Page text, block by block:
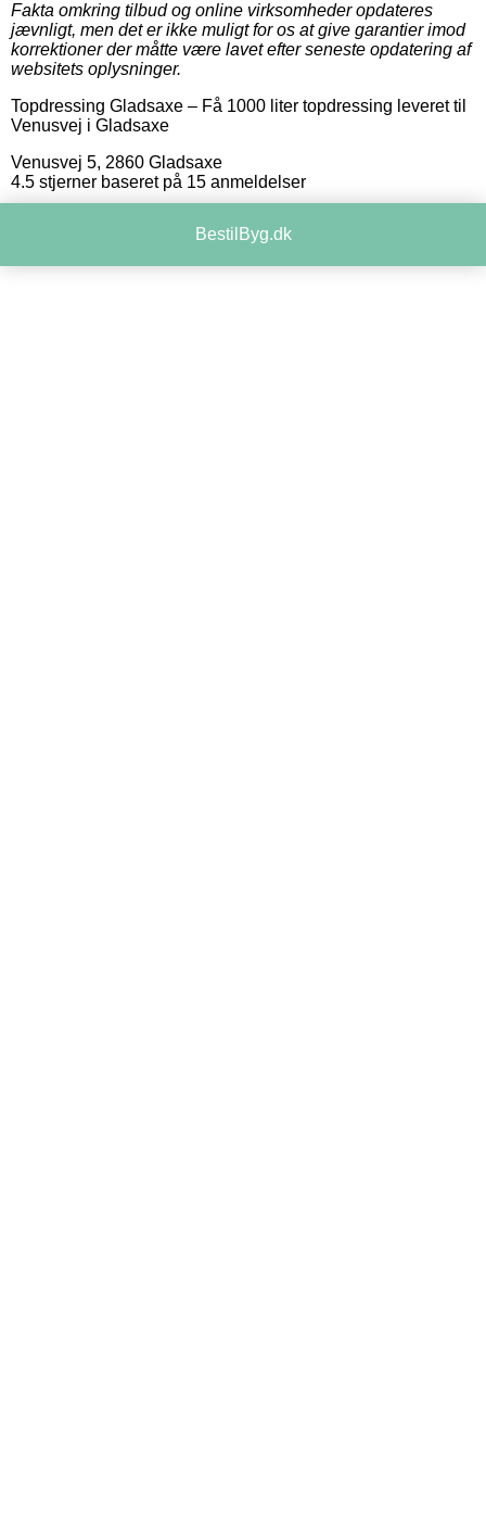
Fakta omkring tilbud og online virksomheder opdateres
jævnligt, men det er ikke muligt for os at give garantier imod
korrektioner der måtte være lavet efter seneste opdatering af
websitets oplysninger.
Topdressing Gladsaxe – Få 1000 liter topdressing leveret til
Venusvej i Gladsaxe
Venusvej 5, 2860 Gladsaxe
4.5 stjerner baseret på 15 anmeldelser
BestilByg.dk